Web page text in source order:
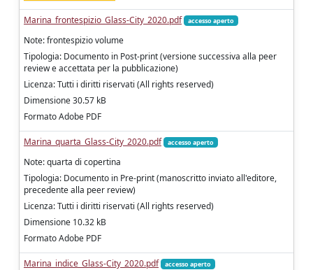
Marina_frontespizio_Glass-City_2020.pdf accesso aperto
Note: frontespizio volume
Tipologia: Documento in Post-print (versione successiva alla peer
review e accettata per la pubblicazione)
Licenza: Tutti i diritti riservati (All rights reserved)
Dimensione 30.57 kB
Formato Adobe PDF
Marina_quarta_Glass-City_2020.pdf accesso aperto
Note: quarta di copertina
Tipologia: Documento in Pre-print (manoscritto inviato all'editore,
precedente alla peer review)
Licenza: Tutti i diritti riservati (All rights reserved)
Dimensione 10.32 kB
Formato Adobe PDF
Marina_indice_Glass-City_2020.pdf accesso aperto